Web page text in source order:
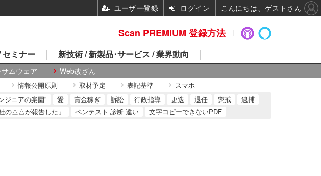
ムウェア Web改ざん
セミナー 新技術 / 新製品･サービス / 業界動向
情報公開原則 取材予定 表記基準 スマホ
ジニアの楽園" 愛 賞金稼ぎ 訴訟 行政指導 更迭 退任 懲戒
逮捕
の△△が報告した」
ペンテスト 診断 違い 文字コピーできないPDF
Scan PREMIUM 登録方法
ユーザー登録 ログイン こんにちは、ゲストさん